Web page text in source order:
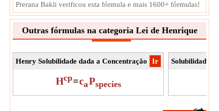
Prerana Bakli verificou esta fórmula e mais 1600+ fórmulas!
Outras fórmulas na categoria Lei de Henrique
​Ir
Henry Solubilidade dada a Concentração
Hcp=caPspecies
Solubilidade